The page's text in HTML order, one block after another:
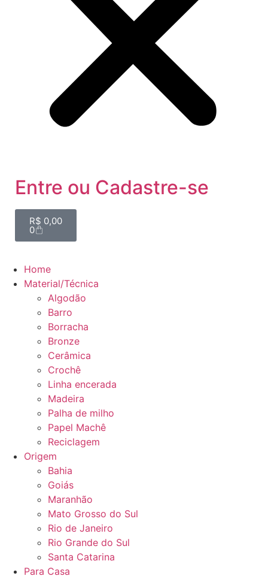
Entre ou Cadastre-se
R$ 0,00
0
Home
Material/Técnica
Algodão
Barro
Borracha
Bronze
Cerâmica
Crochê
Linha encerada
Madeira
Palha de milho
Papel Machê
Reciclagem
Origem
Bahia
Goiás
Maranhão
Mato Grosso do Sul
Rio de Janeiro
Rio Grande do Sul
Santa Catarina
Para Casa